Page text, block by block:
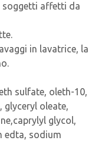
soggetti affetti da
in lavatrice, la
sulfate, oleth-10,
glyceryl oleate,
glycol,
edta, sodium